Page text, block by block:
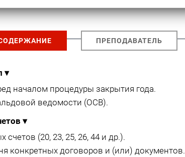
ПРЕПОДАВАТЕЛЬ
▾
началом процедуры закрытия года.
ведомости (ОСВ).
▾
(20, 23, 25, 26, 44 и др.).
конкретных договоров и (или) документов.